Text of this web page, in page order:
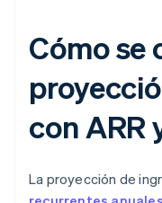
Cómo se
con ARR
La proyección de